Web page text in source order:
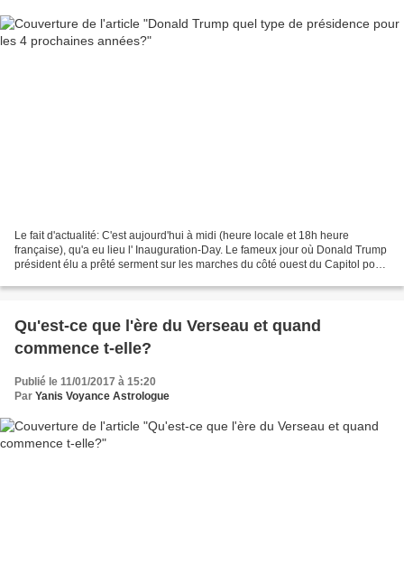
Le fait d'actualité: C'est aujourd'hui à midi (heure locale et 18h heure
française), qu'a eu lieu l' Inauguration-Day. Le fameux jour où Donald Trump
président élu a prêté serment sur les marches du côté ouest du Capitol pour
Qu'est-ce que l'ère du Verseau et quand
commence t-elle?
Publié le 11/01/2017 à 15:20
Par Yanis Voyance Astrologue